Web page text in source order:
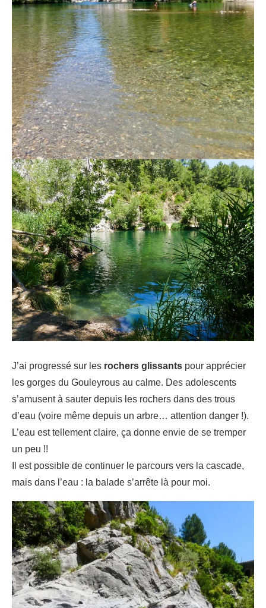
J’ai progressé sur les rochers glissants pour apprécier
les gorges du Gouleyrous au calme. Des adolescents
s’amusent à sauter depuis les rochers dans des trous
d’eau (voire même depuis un arbre… attention danger !).
L’eau est tellement claire, ça donne envie de se tremper
un peu !!
Il est possible de continuer le parcours vers la cascade,
mais dans l’eau : la balade s’arrête là pour moi.